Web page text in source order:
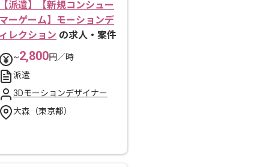
【派遣】【新規コンシュー
マーゲーム】モーションデ
ィレクション の求人・案件
~2,800円／時
派遣
3Dモーションデザイナー
大森（東京都）